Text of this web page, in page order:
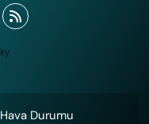
Hava Durumu